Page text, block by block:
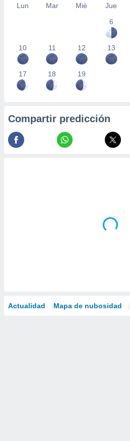
Lun Mar Mié Jue
6
10 11 12 13
17 18 19
Compartir predicción
Actualidad Mapa de nubosidad